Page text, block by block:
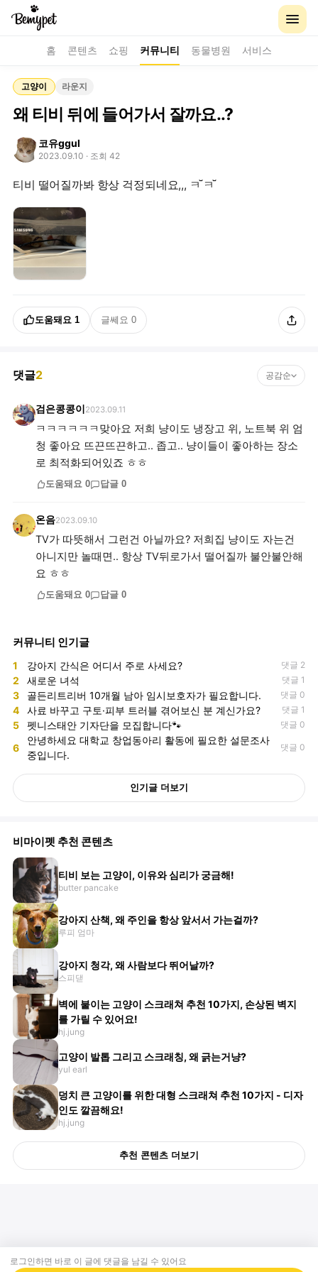
홈 콘텐츠 쇼핑 커뮤니티 동물병원 서비스
고양이 라운지
왜 티비 뒤에 들어가서 잘까요..?
코유ggul
2023.09.10 · 조회 42
티비 떨어질까봐 항상 걱정되네요,,, ㅋ꙼̈ ㅋ꙼̈
도움돼요 1 글쎄요 0
댓글2 공감순
검은콩콩이 2023.09.11
ㅋㅋㅋㅋㅋㅋ맞아요 저희 냥이도 냉장고 위, 노트북 위 엄
청 좋아요 뜨끈뜨끈하고.. 좁고.. 냥이들이 좋아하는 장소
로 최적화되어있죠 ㅎㅎ
도움돼요 0 답글 0
온음2023.09.10
TV가 따뜻해서 그런건 아닐까요? 저희집 냥이도 자는건
아니지만 놀때면.. 항상 TV뒤로가서 떨어질까 불안불안해
요 ㅎㅎ
도움돼요 0 답글 0
커뮤니티 인기글
1 강아지 간식은 어디서 주로 사세요? 댓글 2
2 새로운 녀석 댓글 1
3 골든리트리버 10개월 남아 임시보호자가 필요합니다. 댓글 0
4 사료 바꾸고 구토·피부 트러블 겪어보신 분 계신가요? 댓글 1
5 펫니스태안 기자단을 모집합니다🐾 댓글 0
6
안녕하세요 대학교 창업동아리 활동에 필요한 설문조사
중입니다.
댓글 0
인기글 더보기
비마이펫 추천 콘텐츠
티비 보는 고양이, 이유와 심리가 궁금해!
butter pancake
강아지 산책, 왜 주인을 항상 앞서서 가는걸까?
루피 엄마
강아지 청각, 왜 사람보다 뛰어날까?
스피댇
벽에 붙이는 고양이 스크래쳐 추천 10가지, 손상된 벽지
를 가릴 수 있어요!
hj.jung
고양이 발톱 그리고 스크래칭, 왜 긁는거냥?
yul earl
덩치 큰 고양이를 위한 대형 스크래쳐 추천 10가지 - 디자
인도 깔끔해요!
hj.jung
추천 콘텐츠 더보기
로그인하면 바로 이 글에 댓글을 남길 수 있어요